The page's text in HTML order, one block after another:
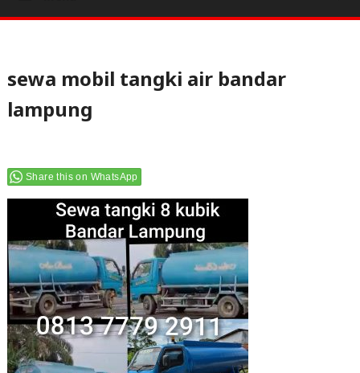
sewa mobil tangki air bandar
lampung
Share this on WhatsApp